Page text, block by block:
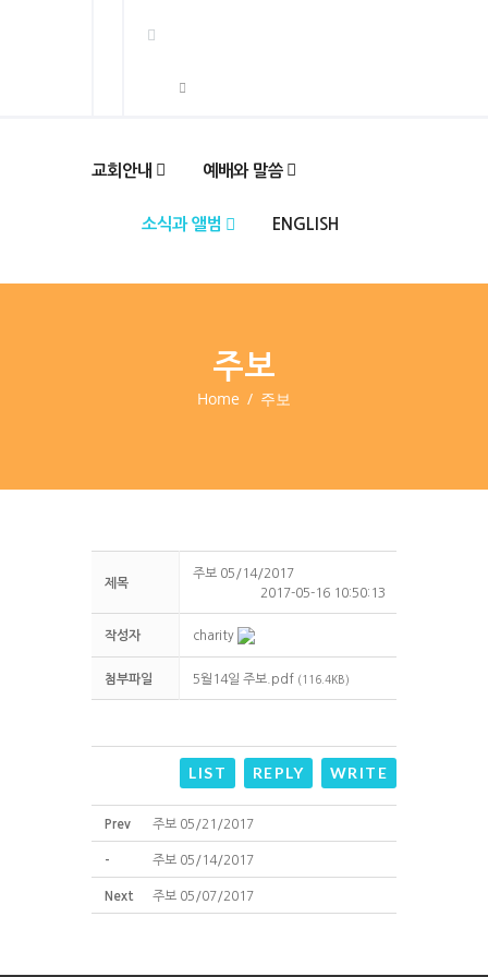
교회안내 예배와 말씀
소식과 앨범 ENGLISH
주보
Home 주보
제목
주보 05/14/2017
2017-05-16 10:50:13
작성자 charity
첨부파일 5월14일 주보.pdf (116.4KB)
LIST REPLY WRITE
Prev 주보 05/21/2017
- 주보 05/14/2017
Next 주보 05/07/2017